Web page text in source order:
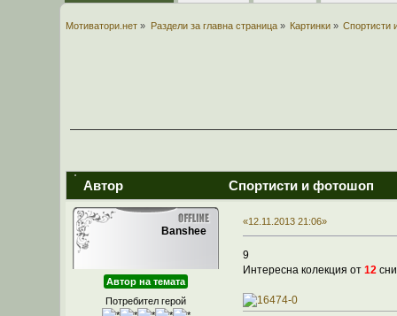
Мотиватори.нет » Раздели за главна страница» Картинки » Спортисти
Автор Спортисти и фотошоп
Banshee
Автор на темата
Потребител герой
«12.11.2013 21:06»
9
Интересна колекция от 12